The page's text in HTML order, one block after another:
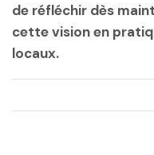
de réfléchir dès
cette vision en
locaux.